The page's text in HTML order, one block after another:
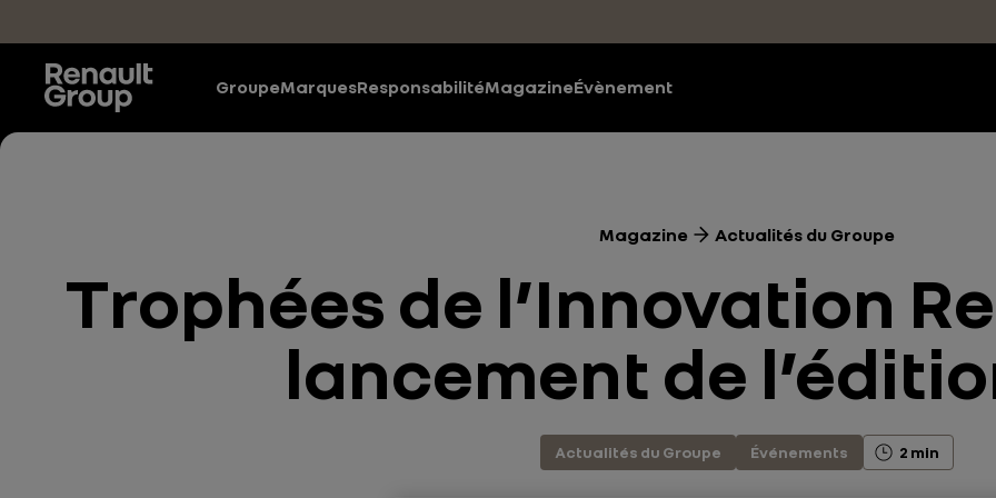
GroupeMarquesResponsabilitéMagazineÉvènement
Magazine Actualités du Groupe
Trophées de l’Innovation
lancement de
Actualités du Groupe Événements 2 min